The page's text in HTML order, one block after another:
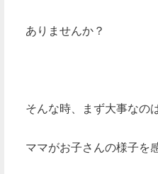
ありませんか？
そんな時、まず大事なの
ママがお子さんの様子を